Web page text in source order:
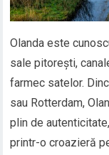
Olanda este
sale pitorești,
farmec satelor.
sau Rotterdam,
plin de
printr-o croazieră